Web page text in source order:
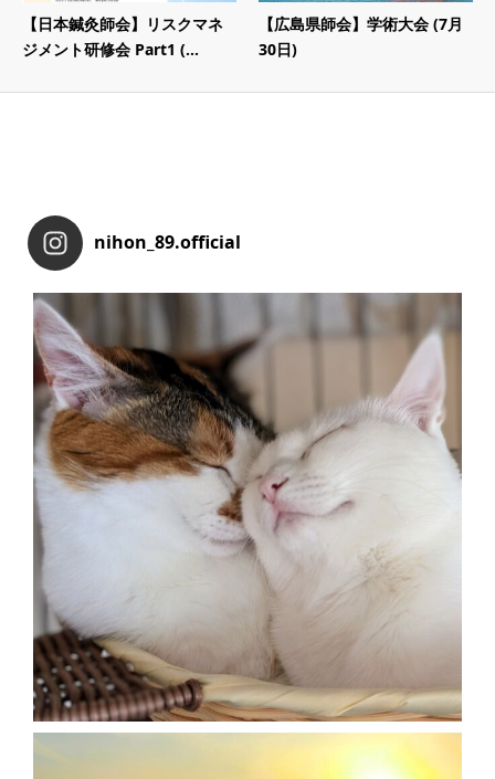
【日本鍼灸師会】リスクマネ
ジメント研修会 Part1 (...
【広島県師会】学術大会 (7月
30日)
nihon_89.official